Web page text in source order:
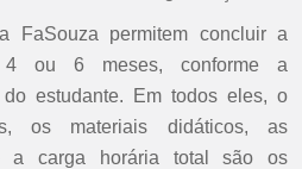
FaSouza permitem concluir a
4 ou 6 meses, conforme a
estudante. Em todos eles, o
os materiais didáticos, as
a carga horária total são os